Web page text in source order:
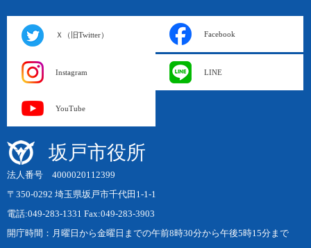
Ｘ（旧Twitter） Facebook
Instagram LINE
YouTube
坂戸市役所
法人番号 4000020112399
〒350-0292 埼玉県坂戸市千代田1-1-1
電話:049-283-1331 Fax:049-283-3903
開庁時間：月曜日から金曜日までの午前8時30分から午後5時15分まで